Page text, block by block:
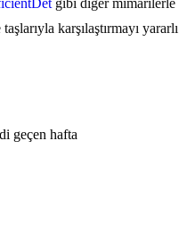
gibi diğer mimarilerle
karşılaştırmayı yararlı
geçen hafta